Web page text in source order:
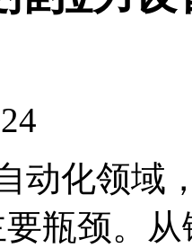
动化领域
瓶颈。